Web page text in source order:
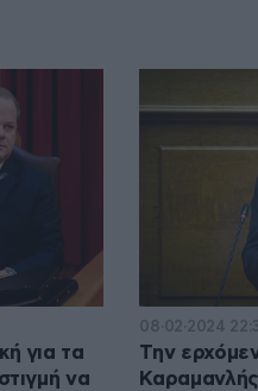
για τα
να
08·02·2024
Την